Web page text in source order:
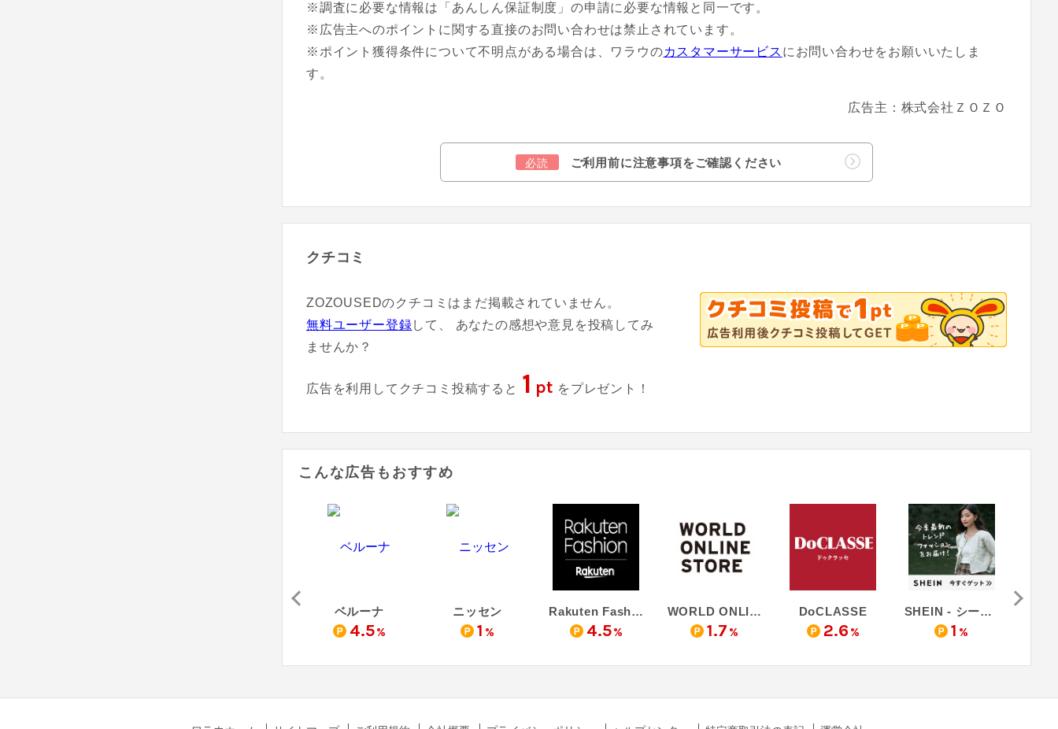
※調査に必要な情報は「あんしん保証制度」の申請に必要な情報と同一です。
※広告主へのポイントに関する直接のお問い合わせは禁止されています。
※ポイント獲得条件について不明点がある場合は、ワラウのカスタマーサービス にお問い合わせをお願いいたしま
す。
広告主：株式会社ＺＯＺＯ
必読 ご利用前に注意事項をご確認ください
クチコミ
ZOZOUSEDのクチコミはまだ掲載されていません。
無料ユーザー登録して、 あなたの感想や意見を投稿してみ
ませんか？
広告を利用してクチコミ投稿すると 1 pt をプレゼント！
こんな広告もおすすめ
ベルーナ
4.5%
ニッセン
1 %
Rakuten Fashion
4.5%
WORLD ONLINE STORE - ワールド オンラインストア
1.7 %
DoCLASSE
2.6 %
SHEIN - シーイン（リピート購入）
1 %